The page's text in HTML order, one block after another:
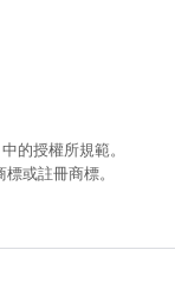
的授權所規範。
或註冊商標。